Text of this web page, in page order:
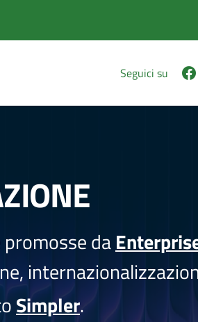
Seguici su
da
Simpler.